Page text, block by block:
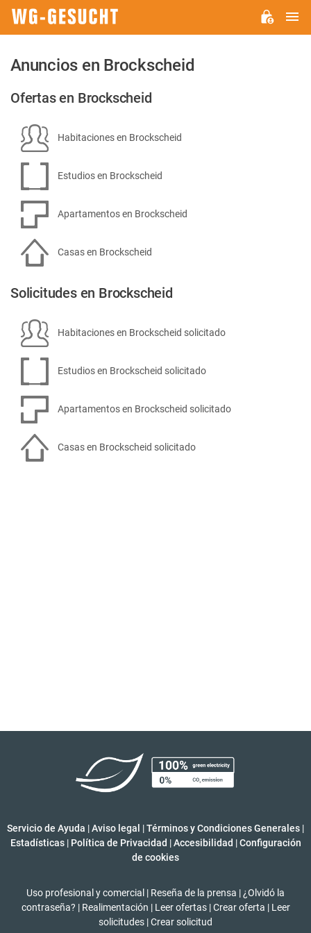
Anuncios en Brockscheid
Ofertas en Brockscheid
Habitaciones en Brockscheid
Estudios en Brockscheid
Apartamentos en Brockscheid
Casas en Brockscheid
Solicitudes en Brockscheid
Habitaciones en Brockscheid solicitado
Estudios en Brockscheid solicitado
Apartamentos en Brockscheid solicitado
Casas en Brockscheid solicitado
Servicio de Ayuda |Aviso legal |Términos y Condiciones Generales |
Estadísticas | Política de Privacidad | Accesibilidad | Configuración
de cookies
Uso profesional y comercial | Reseña de la prensa | ¿Olvidó la
contraseña? | Realimentación | Leer ofertas | Crear oferta | Leer
solicitudes |Crear solicitud